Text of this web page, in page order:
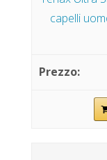
capelli